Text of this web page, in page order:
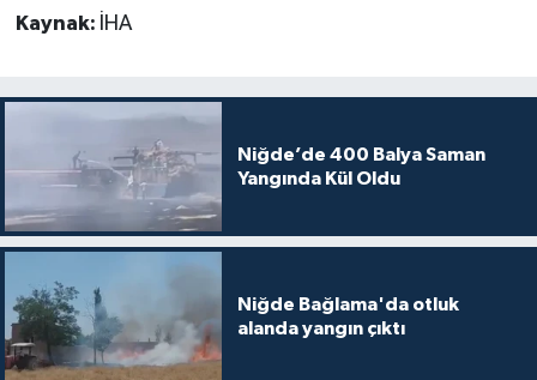
Kaynak: İHA
Niğde’de 400 Balya Saman
Yangında Kül Oldu
Niğde Bağlama'da otluk
alanda yangın çıktı